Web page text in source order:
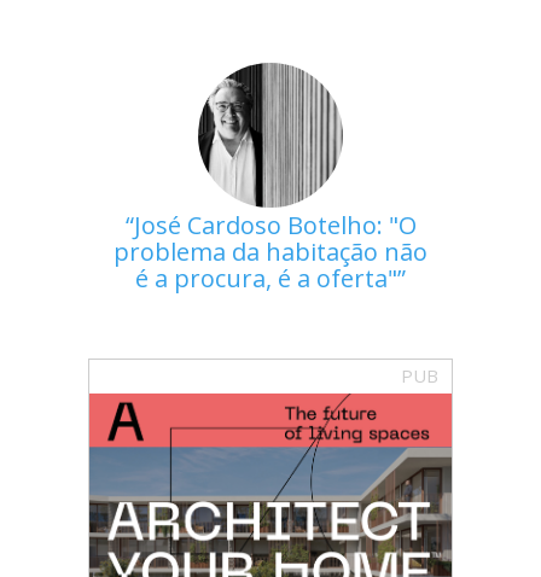
José Cardoso Botelho: "O
problema da habitação não
é a procura, é a oferta"
PUB